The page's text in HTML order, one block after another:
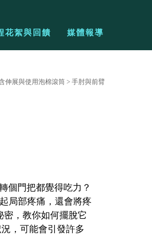
花絮與回饋 媒體報導
伸展與使用泡棉滾筒 > 手肘與前臂
個門把都覺得吃力？
局部疼痛，還會將疼
，教你如何擺脫它
，可能會引發許多